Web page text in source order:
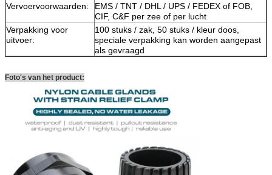
Vervoervoorwaarden:
EMS / TNT / DHL / UPS / FEDEX of FOB,
CIF, C&F per zee of per lucht
Verpakking voor
uitvoer:
100 stuks / zak, 50 stuks / kleur doos,
speciale verpakking kan worden aangepast
als gevraagd
Foto's van het product: